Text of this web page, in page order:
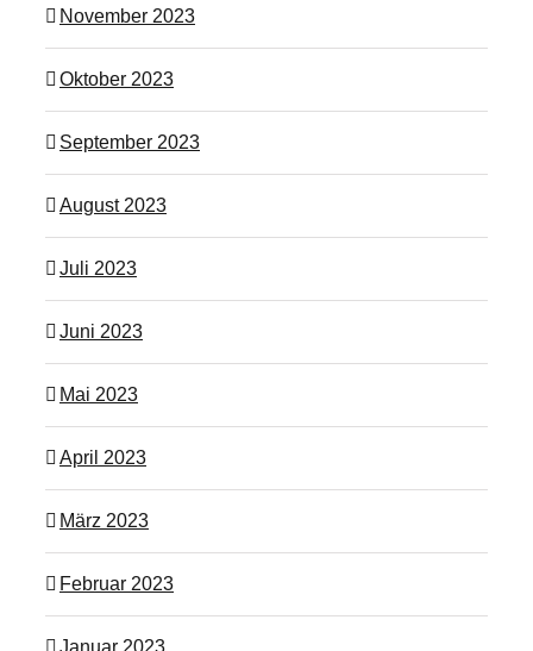
November 2023
Oktober 2023
September 2023
August 2023
Juli 2023
Juni 2023
Mai 2023
April 2023
März 2023
Februar 2023